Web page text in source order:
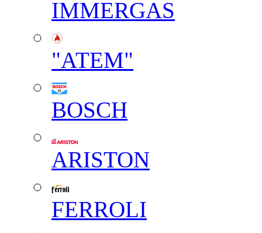
IMMERGAS
"АТЕМ"
BOSCH
ARISTON
FERROLI